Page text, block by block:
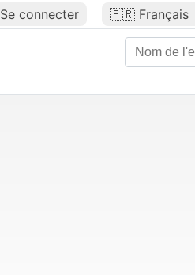
Se connecter 🇫🇷 Français